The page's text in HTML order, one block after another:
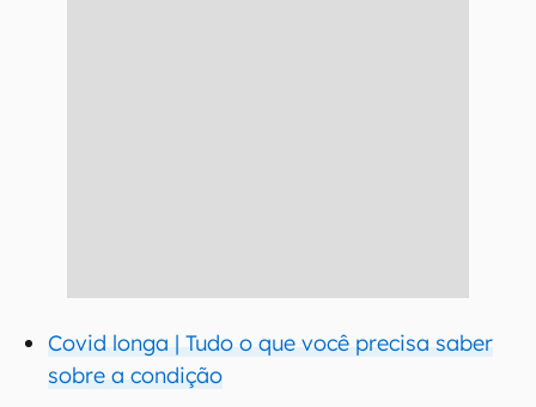
Covid longa | Tudo o que você precisa saber
sobre a condição